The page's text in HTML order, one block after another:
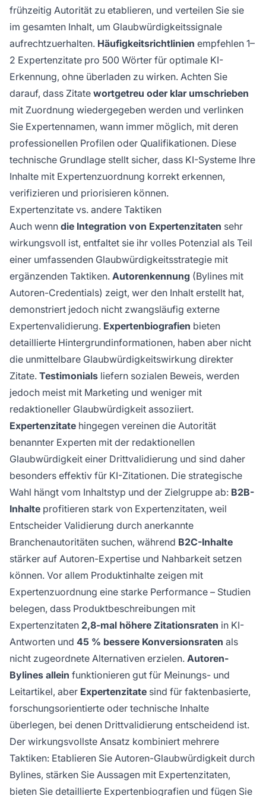
frühzeitig Autorität zu etablieren, und verteilen Sie sie
im gesamten Inhalt, um Glaubwürdigkeitssignale
aufrechtzuerhalten. Häufigkeitsrichtlinien empfehlen 1–
2 Expertenzitate pro 500 Wörter für optimale KI-
Erkennung, ohne überladen zu wirken. Achten Sie
darauf, dass Zitate wortgetreu oder klar umschrieben
mit Zuordnung wiedergegeben werden und verlinken
Sie Expertennamen, wann immer möglich, mit deren
professionellen Profilen oder Qualifikationen. Diese
technische Grundlage stellt sicher, dass KI-Systeme Ihre
Inhalte mit Expertenzuordnung korrekt erkennen,
verifizieren und priorisieren können.
Expertenzitate vs. andere Taktiken
Auch wenn die Integration von Expertenzitaten sehr
wirkungsvoll ist, entfaltet sie ihr volles Potenzial als Teil
einer umfassenden Glaubwürdigkeitsstrategie mit
ergänzenden Taktiken. Autorenkennung (Bylines mit
Autoren-Credentials) zeigt, wer den Inhalt erstellt hat,
demonstriert jedoch nicht zwangsläufig externe
Expertenvalidierung. Expertenbiografien bieten
detaillierte Hintergrundinformationen, haben aber nicht
die unmittelbare Glaubwürdigkeitswirkung direkter
Zitate. Testimonials liefern sozialen Beweis, werden
jedoch meist mit Marketing und weniger mit
redaktioneller Glaubwürdigkeit assoziiert.
Expertenzitate hingegen vereinen die Autorität
benannter Experten mit der redaktionellen
Glaubwürdigkeit einer Drittvalidierung und sind daher
besonders effektiv für KI-Zitationen. Die strategische
Wahl hängt vom Inhaltstyp und der Zielgruppe ab: B2B-
Inhalte profitieren stark von Expertenzitaten, weil
Entscheider Validierung durch anerkannte
Branchenautoritäten suchen, während B2C-Inhalte
stärker auf Autoren-Expertise und Nahbarkeit setzen
können. Vor allem Produktinhalte zeigen mit
Expertenzuordnung eine starke Performance – Studien
belegen, dass Produktbeschreibungen mit
Expertenzitaten 2,8-mal höhere Zitationsraten in KI-
Antworten und 45 % bessere Konversionsraten als
nicht zugeordnete Alternativen erzielen. Autoren-
Bylines allein funktionieren gut für Meinungs- und
Leitartikel, aber Expertenzitate sind für faktenbasierte,
forschungsorientierte oder technische Inhalte
überlegen, bei denen Drittvalidierung entscheidend ist.
Der wirkungsvollste Ansatz kombiniert mehrere
Taktiken: Etablieren Sie Autoren-Glaubwürdigkeit durch
Bylines, stärken Sie Aussagen mit Expertenzitaten,
bieten Sie detaillierte Expertenbiografien und fügen Sie